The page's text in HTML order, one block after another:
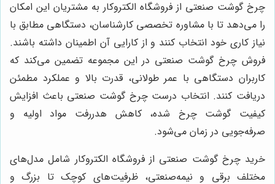
چرخ گوشت صنعتی از فروشگاه الکتروکار به مشتریان این امکان
را می‌دهد تا با مشاوره تخصصی کارشناسان، دستگاهی مطابق با
نیاز کاری خود انتخاب کنند و از کارایی آن اطمینان داشته باشند.
فروش چرخ گوشت صنعتی در این مجموعه تضمین می‌کند که
کاربران دستگاهی با عمر طولانی، قدرت بالا و عملکرد مطمئن
دریافت کنند. انتخاب درست چرخ گوشت صنعتی باعث افزایش
کیفیت گوشت چرخ شده، کاهش هدررفت مواد اولیه و
صرفه‌جویی در زمان می‌شود.
خرید چرخ گوشت صنعتی از فروشگاه الکتروکار شامل مدل‌های
مختلف برقی و نیمه‌صنعتی، ظرفیت‌های کوچک تا بزرگ و